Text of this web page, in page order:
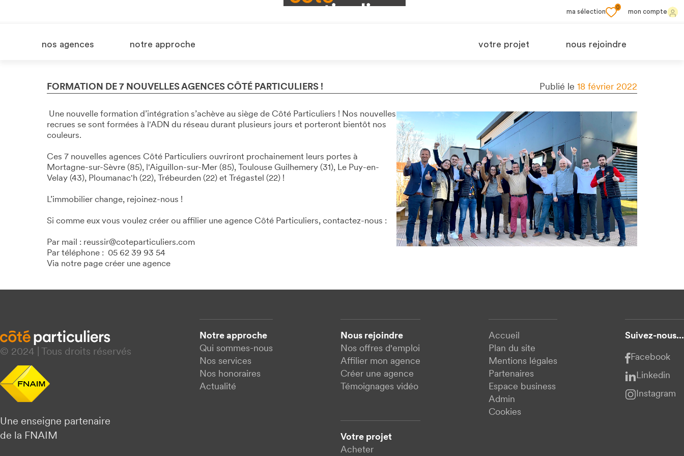
ma sélection
0
mon compte
nos agences notre approche votre projet nous rejoindre
FORMATION DE 7 NOUVELLES AGENCES CÔTÉ PARTICULIERS ! Publié le 18 février 2022
Une nouvelle formation d’intégration s’achève au siège de Côté Particuliers ! Nos nouvelles
recrues se sont formées à l'ADN du réseau durant plusieurs jours et porteront bientôt nos
couleurs.
Ces 7 nouvelles agences Côté Particuliers ouvriront prochainement leurs portes à
Mortagne-sur-Sèvre (85), l'Aiguillon-sur-Mer (85), Toulouse Guilhemery (31), Le Puy-en-
Velay (43), Ploumanac'h (22), Trébeurden (22) et Trégastel (22) !
L’immobilier change, rejoinez-nous !
Si comme eux vous voulez créer ou affilier une agence Côté Particuliers, contactez-nous :
Par mail : reussir@coteparticuliers.com
Par téléphone : 05 62 39 93 54
Via notre page créer une agence
© 2024 | Tous droits réservés
Une enseigne partenaire
de la FNAIM
Notre approche
Qui sommes-nous
Nos services
Nos honoraires
Actualité
Nous rejoindre
Nos offres d'emploi
Affilier mon agence
Créer une agence
Témoignages vidéo
Votre projet
Acheter
Accueil
Plan du site
Mentions légales
Partenaires
Espace business
Admin
Cookies
Suivez-nous...
Facebook
Linkedin
Instagram